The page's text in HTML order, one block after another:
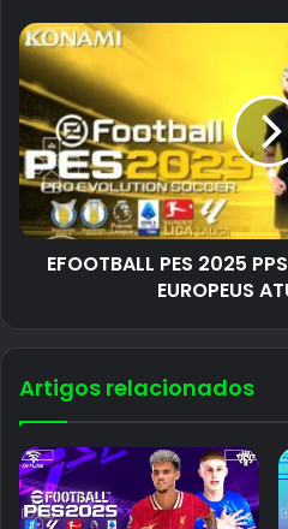
EFOOTBALL PES 2025
EUROPEUS
Artigos relacionados